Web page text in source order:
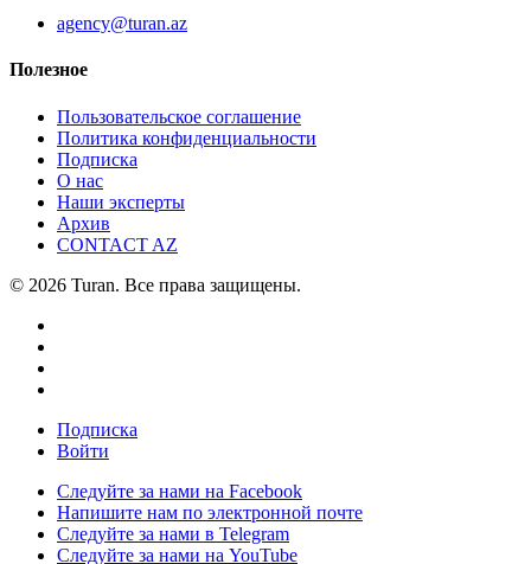
agency@turan.az
Полезное
Пользовательское соглашение
Политика конфиденциальности
Подписка
О нас
Наши эксперты
Архив
CONTACT AZ
© 2026 Turan. Все права защищены.
Подписка
Войти
Следуйте за нами на Facebook
Напишите нам по электронной почте
Следуйте за нами в Telegram
Следуйте за нами на YouTube